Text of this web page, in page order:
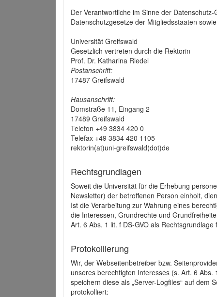
Der Verantwortliche im Sinne der
Datenschutzgesetze der Mitgliedsstaaten
Universität Greifswald
Gesetzlich vertreten durch die Rektorin
Prof. Dr. Katharina Riedel
Postanschrift:
17487 Greifswald
Hausanschrift:
Domstraße 11, Eingang 2
17489 Greifswald
Telefon +49 3834 420 0
Telefax +49 3834 420 1105
rektorin(at)uni-greifswald(dot)de
Rechtsgrundlagen
Soweit die Universität für die Erhebung
Newsletter) der betroffenen Person einholt,
Ist die Verarbeitung zur Wahrung eines
die Interessen, Grundrechte und
Art. 6 Abs. 1 lit. f DS-GVO als
Protokollierung
Wir, der Webseitenbetreiber bzw.
unseres berechtigten Interesses (s. Art. 6
speichern diese als „Server-Logfiles“ auf dem
protokolliert: